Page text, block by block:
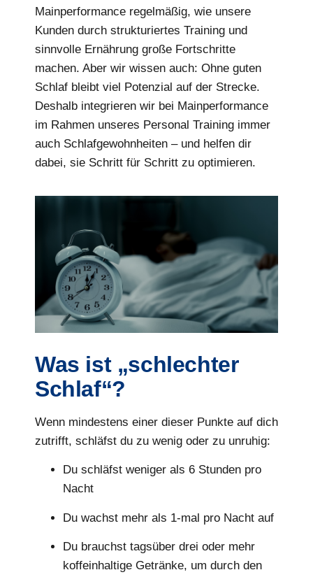
Mainperformance regelmäßig, wie unsere
Kunden durch strukturiertes Training und
sinnvolle Ernährung große Fortschritte
machen. Aber wir wissen auch: Ohne guten
Schlaf bleibt viel Potenzial auf der Strecke.
Deshalb integrieren wir bei Mainperformance
im Rahmen unseres Personal Training immer
auch Schlafgewohnheiten – und helfen dir
dabei, sie Schritt für Schritt zu optimieren.
Was ist „schlechter
Schlaf“?
Wenn mindestens einer dieser Punkte auf dich
zutrifft, schläfst du zu wenig oder zu unruhig:
Du schläfst weniger als 6 Stunden pro
Nacht
Du wachst mehr als 1-mal pro Nacht auf
Du brauchst tagsüber drei oder mehr
koffeinhaltige Getränke, um durch den